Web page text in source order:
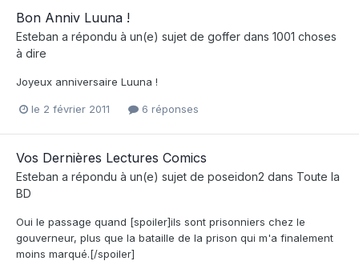
Bon Anniv Luuna !
Esteban a répondu à un(e) sujet de goffer dans 1001 choses
à dire
Joyeux anniversaire Luuna !
le 2 février 2011 6 réponses
Vos Dernières Lectures Comics
Esteban a répondu à un(e) sujet de poseidon2 dans Toute la
BD
Oui le passage quand [spoiler]ils sont prisonniers chez le
gouverneur, plus que la bataille de la prison qui m'a finalement
moins marqué.[/spoiler]